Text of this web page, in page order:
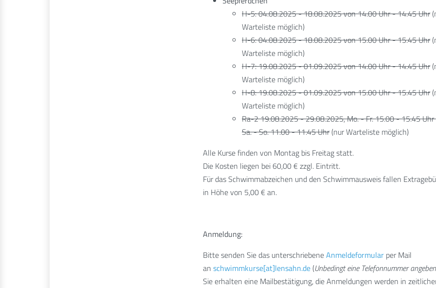
H-5: 04.08.2025 - 18.08.2025 von 14.00 Uhr - 14.45 Uhr
Warteliste möglich)
H-6: 04.08.2025 - 18.08.2025 von 15.00 Uhr - 15.45 Uhr
Warteliste möglich)
H-7: 19.08.2025 - 01.09.2025 von 14.00 Uhr - 14.45 Uhr
Warteliste möglich)
H-8: 19.08.2025 - 01.09.2025 von 15.00 Uhr - 15.45 Uhr
Warteliste möglich)
Ra-2 19.08.2025 - 29.08.2025, Mo. - Fr. 15.00 - 15.45 Uhr
Sa. - So. 11.00 - 11.45 Uhr(nur Warteliste möglich)
Alle Kurse finden von Montag bis Freitag statt.
Die Kosten liegen bei 60,00 € zzgl. Eintritt.
Für das Schwimmabzeichen und den Schwimmausweis fallen
in Höhe von 5,00 € an.
Anmeldung:
Bitte senden Sie das unterschriebeneAnmeldeformular per Mail
an schwimmkurse[at]lensahn.de (Unbedingt eine Telefonnummer
Sie erhalten eine Mailbestätigung, die Anmeldungen werden in